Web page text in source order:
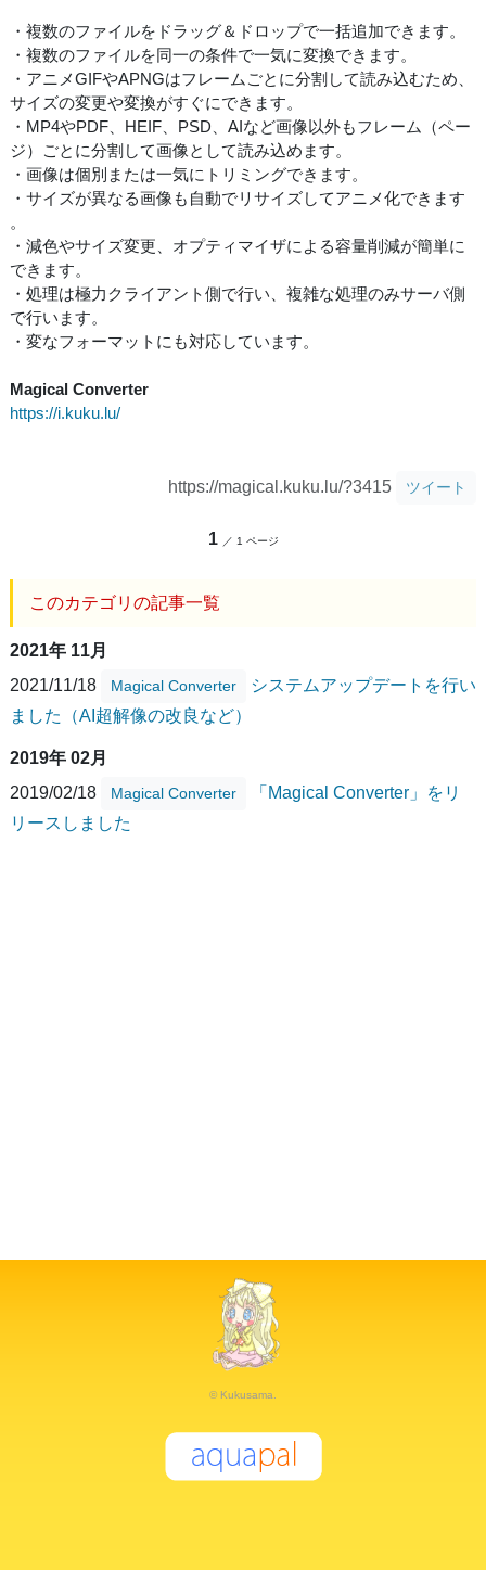
・複数のファイルをドラッグ＆ドロップで一括追加できます。
・複数のファイルを同一の条件で一気に変換できます。
・アニメGIFやAPNGはフレームごとに分割して読み込むため、
サイズの変更や変換がすぐにできます。
・MP4やPDF、HEIF、PSD、AIなど画像以外もフレーム（ペー
ジ）ごとに分割して画像として読み込めます。
・画像は個別または一気にトリミングできます。
・サイズが異なる画像も自動でリサイズしてアニメ化できます
。
・減色やサイズ変更、オプティマイザによる容量削減が簡単に
できます。
・処理は極力クライアント側で行い、複雑な処理のみサーバ側
で行います。
・変なフォーマットにも対応しています。
Magical Converter
https://i.kuku.lu/
https://magical.kuku.lu/?3415 ツイート
1 ／ 1 ページ
このカテゴリの記事一覧
2021年 11月
2021/11/18
Magical Converter
システムアップデートを行い
ました（AI超解像の改良など）
2019年 02月
2019/02/18
Magical Converter
「Magical Converter」をリ
リースしました
© Kukusama.